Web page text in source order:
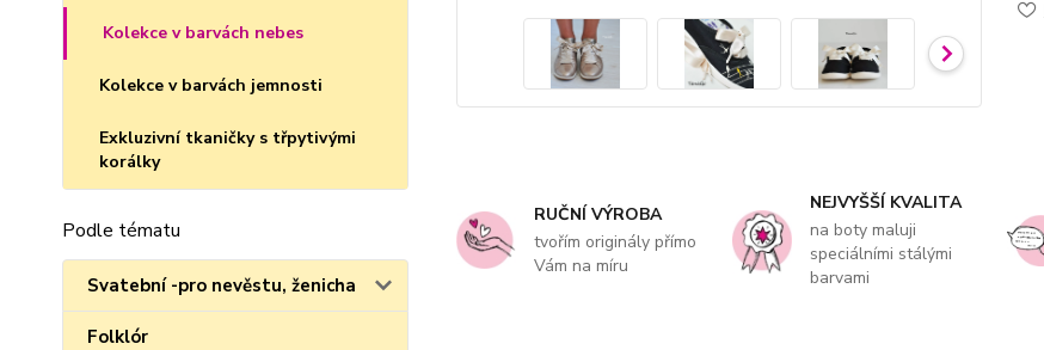
Kolekce v barvách nebes
Kolekce v barvách jemnosti
Exkluzivní tkaničky s třpytivými
korálky
Podle tématu
Svatební -pro nevěstu, ženicha
Folklór
RUČNÍ VÝROBA
tvořím originály přímo
Vám na míru
NEJVYŠŠÍ KVALITA
na boty maluji
speciálními stálými
barvami